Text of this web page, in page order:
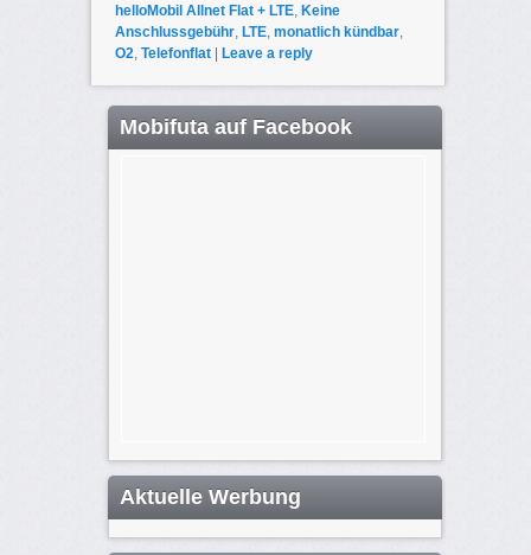
helloMobil Allnet Flat + LTE, Keine
Anschlussgebühr, LTE, monatlich kündbar,
O2, Telefonflat | Leave a reply
Mobifuta auf Facebook
Aktuelle Werbung